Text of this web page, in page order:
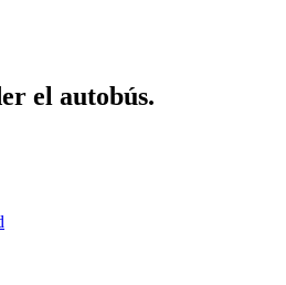
el autobús.